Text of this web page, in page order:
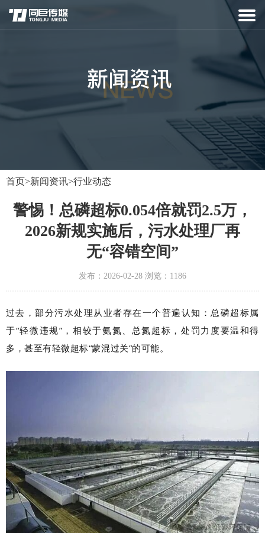
首页>新闻资讯>行业动态
警惕！总磷超标0.054倍就罚2.5万，
2026新规实施后，污水处理厂再
无“容错空间”
发布：2026-02-28 浏览：1186
过去，部分污水处理从业者存在一个普遍认知：总磷超标属
于“轻微违规”，相较于氨氮、总氮超标，处罚力度要温和得
多，甚至有轻微超标“蒙混过关”的可能。